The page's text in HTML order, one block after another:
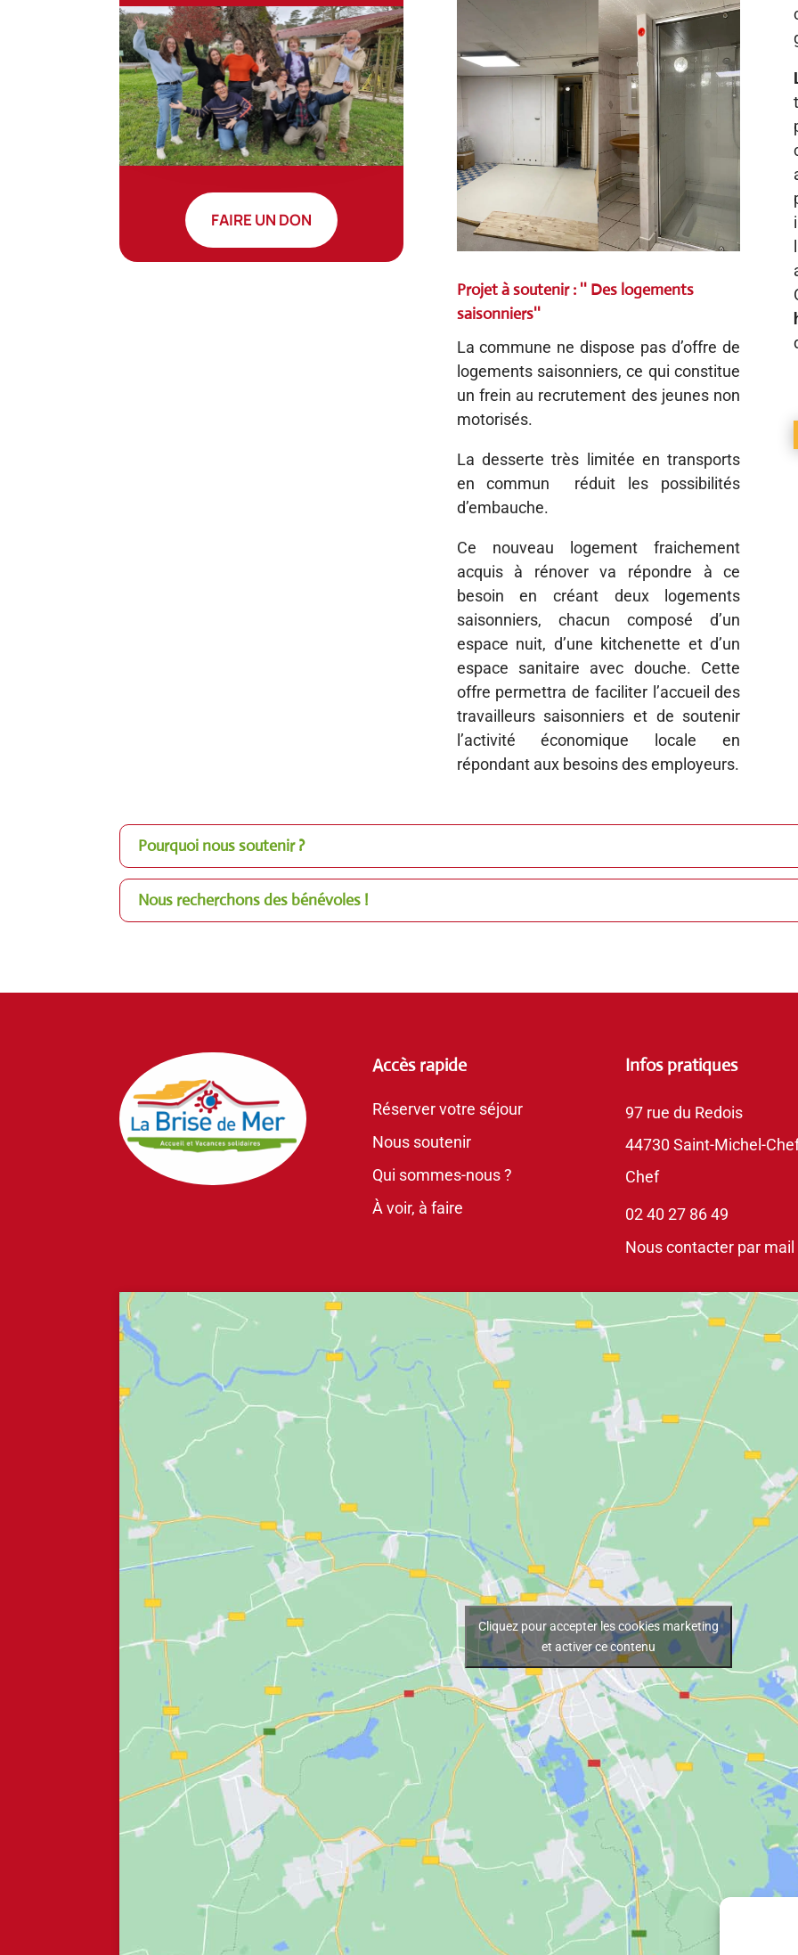
FAIRE UN DON
Projet à soutenir : '' Des logements
saisonniers''
La commune ne dispose pas d’offre de
logements saisonniers, ce qui constitue
un frein au recrutement des jeunes non
motorisés.
La desserte très limitée en transports
en commun réduit les possibilités
d’embauche.
Ce nouveau logement fraichement
acquis à rénover va répondre à ce
besoin en créant deux logements
saisonniers, chacun composé d’un
espace nuit, d’une kitchenette et d’un
espace sanitaire avec douche. Cette
offre permettra de faciliter l’accueil des
travailleurs saisonniers et de soutenir
l’activité économique locale en
répondant aux besoins des employeurs.
Pourquoi nous soutenir ?
Nous recherchons des bénévoles !
Accès rapide
Réserver votre séjour
Nous soutenir
Qui sommes-nous ?
À voir, à faire
Infos pratiques
97 rue du Redois
44730 Saint-Michel-
Chef
02 40 27 86 49
Nous contacter par mail
Cliquez pour accepter les cookies marketing
et activer ce contenu